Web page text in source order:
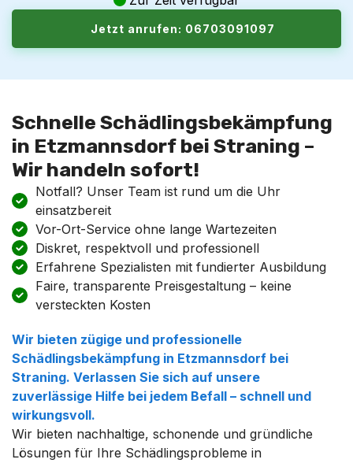
Jetzt anrufen: 06703091097
Schnelle Schädlingsbekämpfung
in Etzmannsdorf bei Straning –
Wir handeln sofort!
Notfall? Unser Team ist rund um die Uhr
einsatzbereit
Vor-Ort-Service ohne lange Wartezeiten
Diskret, respektvoll und professionell
Erfahrene Spezialisten mit fundierter Ausbildung
Faire, transparente Preisgestaltung – keine
versteckten Kosten
Wir bieten zügige und professionelle
Schädlingsbekämpfung in Etzmannsdorf bei
Straning. Verlassen Sie sich auf unsere
zuverlässige Hilfe bei jedem Befall – schnell und
wirkungsvoll.
Wir bieten nachhaltige, schonende und gründliche
Lösungen für Ihre Schädlingsprobleme in